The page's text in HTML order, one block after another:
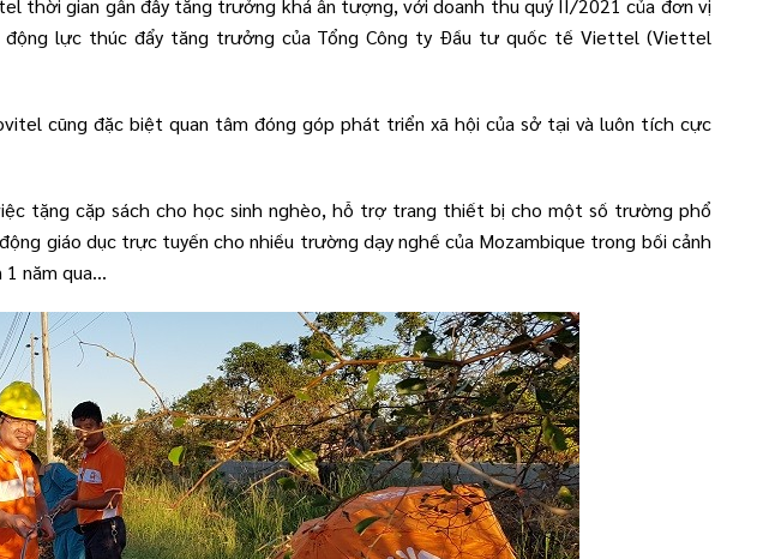
thời gian gần đây tăng trưởng khá ấn tượng, với doanh thu quý II/2021 của đơn vị
lực thúc đẩy tăng trưởng của Tổng Công ty Đầu tư quốc tế Viettel (Viettel
cũng đặc biệt quan tâm đóng góp phát triển xã hội của sở tại và luôn tích cực
tặng cặp sách cho học sinh nghèo, hỗ trợ trang thiết bị cho một số trường phổ
giáo dục trực tuyến cho nhiều trường dạy nghề của Mozambique trong bối cảnh
năm qua...